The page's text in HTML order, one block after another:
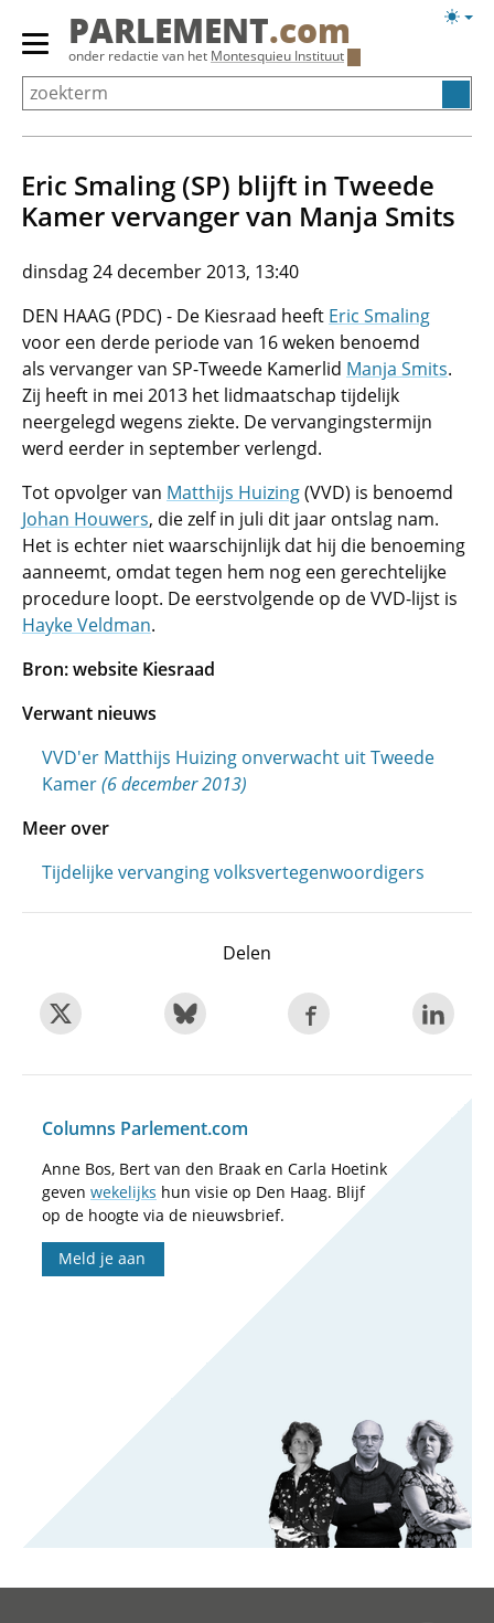
Overslaan
Primair
menu
tonen/verbergen
PARLEMENT.com
onder redactie van het Montesquieu Instituut
Eric Smaling (SP) blijft in Tweede
Kamer vervanger van Manja Smits
dinsdag 24 december 2013, 13:40
DEN HAAG (PDC) - De Kiesraad heeft Eric Smaling
voor een derde periode van 16 weken benoemd
als vervanger van SP-Tweede Kamerlid Manja Smits.
Zij heeft in mei 2013 het lidmaatschap tijdelijk
neergelegd wegens ziekte. De vervangingstermijn
werd eerder in september verlengd.
Tot opvolger van Matthijs Huizing(VVD) is benoemd
Johan Houwers, die zelf in juli dit jaar ontslag nam.
Het is echter niet waarschijnlijk dat hij die benoeming
aanneemt, omdat tegen hem nog een gerechtelijke
procedure loopt. De eerstvolgende op de VVD-lijst is
Hayke Veldman.
Bron: website Kiesraad
Verwant nieuws
VVD'er Matthijs Huizing onverwacht uit Tweede
Kamer(6 december 2013)
Meer over
Tijdelijke vervanging volksvertegenwoordigers
Delen
Columns Parlement.com
Anne Bos, Bert van den Braak en Carla Hoetink
geven wekelijks hun visie op Den Haag. Blijf
op de hoogte via de nieuwsbrief.
Meld je aan